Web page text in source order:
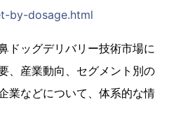
by-dosage.html
ドッグデリバリー技術市場に
、産業動向、セグメント別の
業などについて、体系的な情